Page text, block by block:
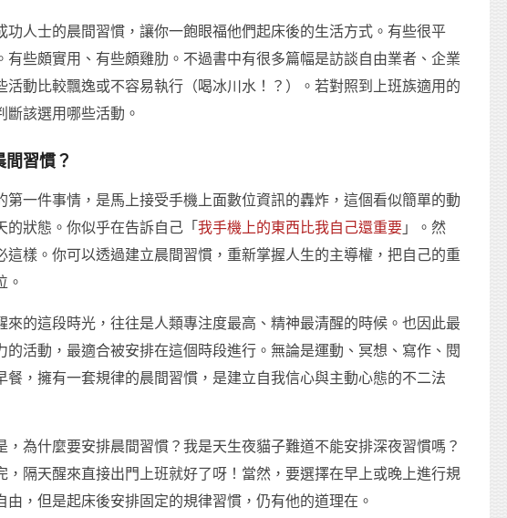
功人士的晨間習慣，讓你一飽眼福他們起床後的生活方式。有些很平
有些頗實用、有些頗雞肋。不過書中有很多篇幅是訪談自由業者、企業
活動比較飄逸或不容易執行（喝冰川水！？）。若對照到上班族適用的
斷該選用哪些活動。
習慣？
第一件事情，是馬上接受手機上面數位資訊的轟炸，這個看似簡單的動
的狀態。你似乎在告訴自己「 我手機上的東西比我自己還重要 」。然
這樣。你可以透過建立晨間習慣，重新掌握人生的主導權，把自己的重
。
來的這段時光，往往是人類專注度最高、精神最清醒的時候。也因此最
的活動，最適合被安排在這個時段進行。無論是運動、冥想、寫作、閱
餐，擁有一套規律的晨間習慣，是建立自我信心與主動心態的不二法
，為什麼要安排晨間習慣？我是天生夜貓子難道不能安排深夜習慣嗎？
，隔天醒來直接出門上班就好了呀！當然，要選擇在早上或晚上進行規
由，但是起床後安排固定的規律習慣，仍有他的道理在。